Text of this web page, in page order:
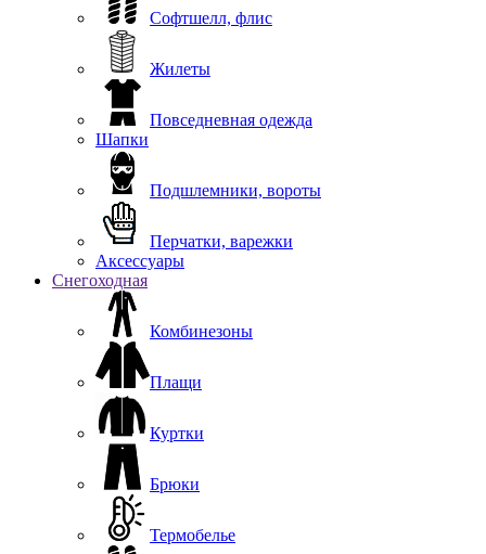
Софтшелл, флис
Жилеты
Повседневная одежда
Шапки
Подшлемники, вороты
Перчатки, варежки
Аксессуары
Снегоходная
Комбинезоны
Плащи
Куртки
Брюки
Термобелье